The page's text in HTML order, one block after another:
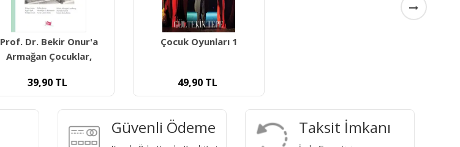
Prof. Dr. Bekir Onur'a
Armağan Çocuklar,
39,90 TL
Çocuk Oyunları 1
49,90 TL
Güvenli Ödeme Taksit İmkanı